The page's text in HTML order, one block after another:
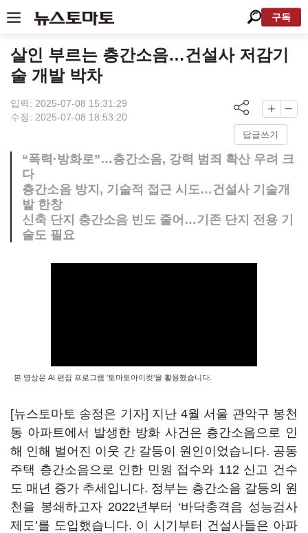
구독
살인 부르는 층간소음…건설사 저감기
술 개발 박차
입력: 2025-07-08 15:31:29
수정: 2025-07-08 18:53:20
답글쓰기
“폭력·방화로”…층간소음, 강력 범죄 확산 우려 크
다
층간소음 방지, 기술적 접근 시도…건설사 기술개
발 한창
신축 단지 층간소음 빈도 줄어…기존 단지 전용 기
술도 필요
본 영상은 AI 편집 프로그램 '토마토아이컷'을 활용했습니다.
[뉴스토마토 송정은 기자] 지난 4월 서울 관악구 봉천
동 아파트에서 발생한 방화 사건은 층간소음으로 인
해 인해 벌어진 이웃 간 갈등이 원인이었습니다. 공동
주택 층간소음으로 인한 민원 접수와 112 신고 건수
도 매년 증가 추세입니다. 정부는 층간소음 갈등의 원
천을 봉쇄하고자 2022년부터 ‘바닥충격음 성능검사
제도’를 도입했습니다. 이 시기부터 건설사들은 아파